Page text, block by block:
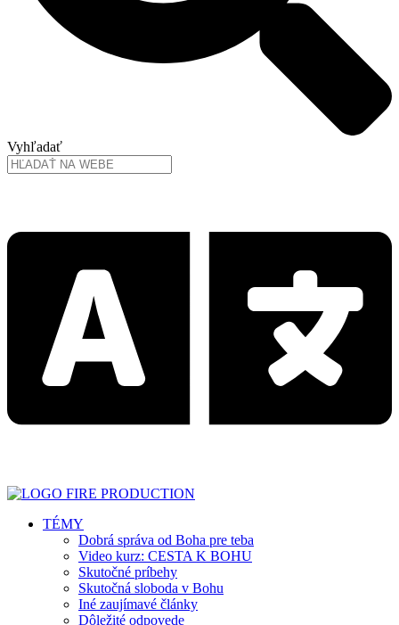
Vyhľadať
TÉMY
Dobrá správa od Boha pre teba
Video kurz: CESTA K BOHU
Skutočné príbehy
Skutočná sloboda v Bohu
Iné zaujímavé články
Dôležité odpovede